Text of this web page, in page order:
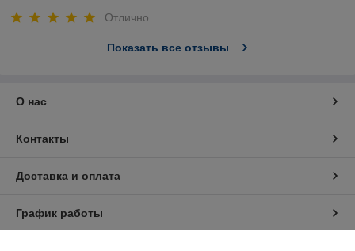
Отлично
Показать все отзывы
О нас
Контакты
Доставка и оплата
График работы